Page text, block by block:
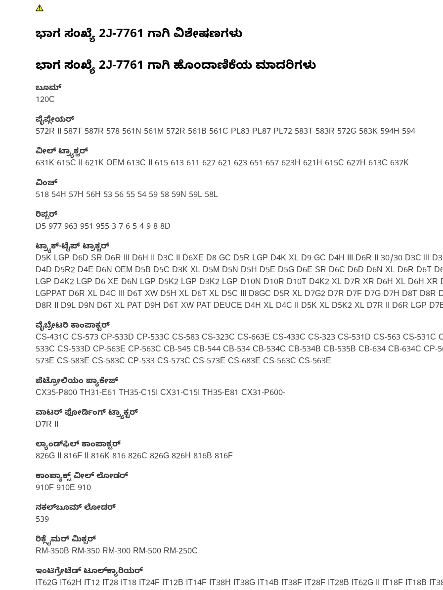
ಭಾಗ ಸಂಖ್ಯೆ 2J-7761 ಗಾಗಿ ವಿಶೇಷಣಗಳು
ಭಾಗ ಸಂಖ್ಯೆ 2J-7761 ಗಾಗಿ ಹೊಂದಾಣಿಕೆಯ ಮಾದರಿಗಳು
ಬೂಮ್
120C
ಪೈಪ್ಲೇಯರ್
572R II 587T 587R 578 561N 561M 572R 561B 561C PL83 PL87 PL72 583T 583R 572G 583K 594H 594
ವೀಲ್ ಟ್ರ್ಯಾಕ್ಟರ್‌
631K 615C II 621K OEM 613C II 615 613 611 627 621 623 651 657 623H 621H 615C 627H 613C 637K
ವಿಂಚ್
518 54H 57H 56H 53 56 55 54 59 58 59N 59L 58L
ರಿಪ್ಪರ್
D5 977 963 951 955 3 7 6 5 4 9 8 8D
ಟ್ರ್ಯಾಕ್-ಟೈಪ್ ಟ್ರಾಕ್ಟರ್
D5K LGP D6D SR D6R III D6H II D3C II D6XE D8 GC D5R LGP D4K XL D9 GC D4H III D6R II 30/30 D3C III
D4D D5R2 D4E D6N OEM D5B D5C D3K XL D5M D5N D5H D5E D5G D6E SR D6C D6D D6N XL D6R D6T
LGP D4K2 LGP D6 XE D6N LGP D5K2 LGP D3K2 LGP D10N D10R D10T D4K2 XL D7R XR D6H XL D6H
LGPPAT D6R XL D4C III D6T XW D5H XL D6T XL D5C III D8GC D5R XL D7G2 D7R D7F D7G D7H D8T
D8R II D9L D9N D6T XL PAT D9H D6T XW PAT DEUCE D4H XL D4C II D5K XL D5K2 XL D7R II D6R LGP
ವೈಬ್ರೇಟರಿ ಕಾಂಪಾಕ್ಟರ್‌
CS-431C CS-573 CP-533D CP-533C CS-583 CS-323C CS-663E CS-433C CS-323 CS-531D CS-563 CS-531C
533C CS-533D CP-563E CP-563C CB-545 CB-544 CB-534 CB-534C CB-534B CB-535B CB-634 CB-634C
573E CS-583E CS-583C CP-533 CS-573C CS-573E CS-683E CS-563C CS-563E
ಪೆಟ್ರೋಲಿಯಂ ಪ್ಯಾಕೇಜ್‌
CX35-P800 TH31-E61 TH35-C15I CX31-C15I TH35-E81 CX31-P600-
ವಾಟರ್ ಫೋರ್ಡಿಂಗ್ ಟ್ರ್ಯಾಕ್ಟರ್‌
D7R II
ಲ್ಯಾಂಡ್‌ಫಿಲ್‌ ಕಾಂಪಾಕ್ಟರ್
826G II 816F II 816K 816 826C 826G 826H 816B 816F
ಕಾಂಪ್ಯಾಕ್ಟ್ ವೀಲ್ ಲೋಡರ್
910F 910E 910
ನಕಲ್‌ಬೂಮ್‌ ಲೋಡರ್
539
ರಿಕ್ಲೈಮರ್ ಮಿಕ್ಸರ್
RM-350B RM-350 RM-300 RM-500 RM-250C
ಇಂಟಿಗ್ರೇಟೆಡ್ ಟೂಲ್‌ಕ್ಯಾರಿಯರ್‌
IT62G IT62H IT12 IT28 IT18 IT24F IT12B IT14F IT38H IT38G IT14B IT38F IT28F IT28B IT62G II IT18F IT18B